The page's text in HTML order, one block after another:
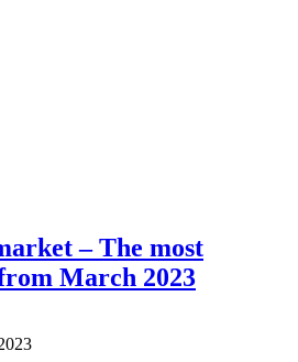
– The most
March 2023